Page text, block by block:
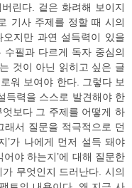
린다. 겉은 화려해 보이지
기사 주제를 정할 때 시의
지만 과연 설득력이 있을
필과 다르게 독자 중심의
것이 아닌 읽히고 싶은 글
워 보여야 한다. 그렇다 보
득력을 스스로 발견해야 한
보다 그 주제를 어떻게 하
서 질문을 적극적으로 던
’가 나에게 먼저 설득 돼야
야 하는지’에 대해 질문한
무엇인지 드러난다. 시의